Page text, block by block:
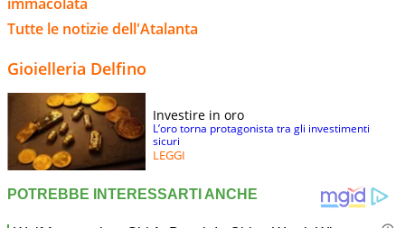
Tutte le notizie dell'Atalanta
Gioielleria Delfino
Investire in oro
L’oro torna protagonista tra gli investimenti
sicuri
LEGGI